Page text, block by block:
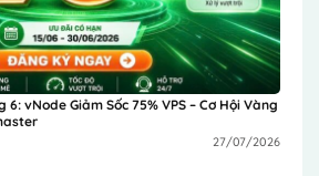
6: vNode Giảm Sốc 75% VPS – Cơ Hội Vàng
27/07/2026